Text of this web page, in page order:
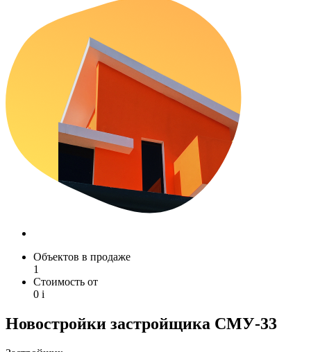
Объектов в продаже
1
Стоимость от
0 i
Новостройки застройщика СМУ-33